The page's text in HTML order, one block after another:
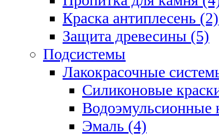
Краска антиплесень (2)
Защита древесины (5)
Подсистемы
Лакокрасочные
Силиконовые
Водоэмульсионные
Эмаль (4)